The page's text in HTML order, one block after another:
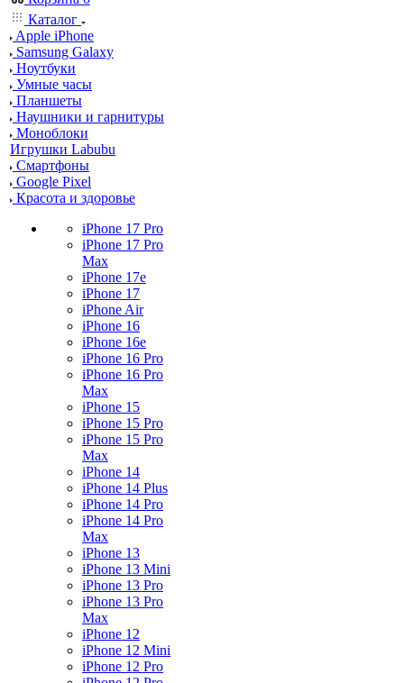
Каталог
Apple iPhone
Samsung Galaxy
Ноутбуки
Умные часы
Планшеты
Наушники и гарнитуры
Моноблоки
Игрушки Labubu
Смартфоны
Google Pixel
Красота и здоровье
iPhone 17 Pro
iPhone 17 Pro
Max
iPhone 17e
iPhone 17
iPhone Air
iPhone 16
iPhone 16e
iPhone 16 Pro
iPhone 16 Pro
Max
iPhone 15
iPhone 15 Pro
iPhone 15 Pro
Max
iPhone 14
iPhone 14 Plus
iPhone 14 Pro
iPhone 14 Pro
Max
iPhone 13
iPhone 13 Mini
iPhone 13 Pro
iPhone 13 Pro
Max
iPhone 12
iPhone 12 Mini
iPhone 12 Pro